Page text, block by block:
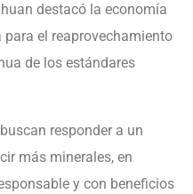
destacó la economía
el reaprovechamiento
de los estándares
responder a un
más minerales, en
y con beneficios